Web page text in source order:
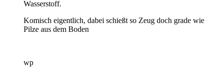
Wasserstoff.
Komisch eigentlich, dabei schießt so Zeug doch grade wie
Pilze aus dem Boden
wp